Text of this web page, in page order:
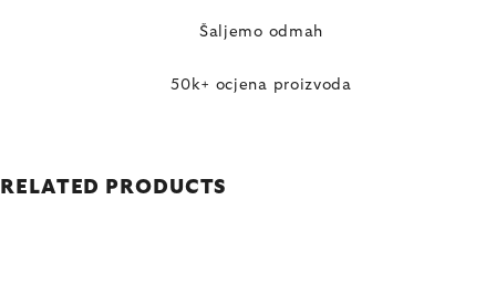
Šaljemo odmah
50k+ ocjena proizvoda
RELATED PRODUCTS